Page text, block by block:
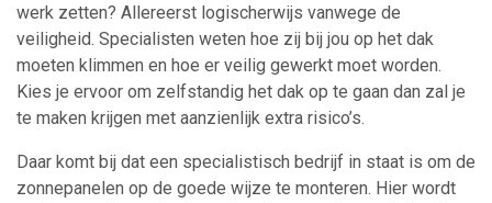
werk zetten? Allereerst logischerwijs vanwege de
veiligheid. Specialisten weten hoe zij bij jou op het dak
moeten klimmen en hoe er veilig gewerkt moet worden.
Kies je ervoor om zelfstandig het dak op te gaan dan zal je
te maken krijgen met aanzienlijk extra risico’s.
Daar komt bij dat een specialistisch bedrijf in staat is om de
zonnepanelen op de goede wijze te monteren. Hier wordt